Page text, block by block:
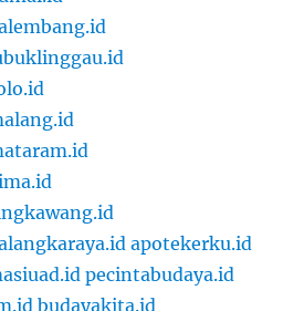
apotekerku.id
pecintabudaya.id
budayakita.id